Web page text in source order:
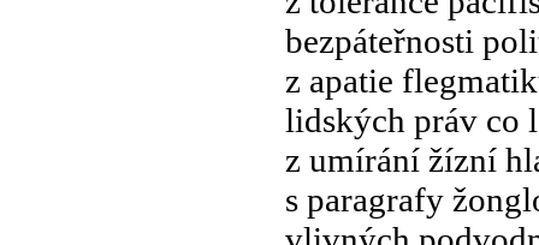
bezpáteřnosti
z apatie
lidských práv co
z umírání žízní
s paragrafy